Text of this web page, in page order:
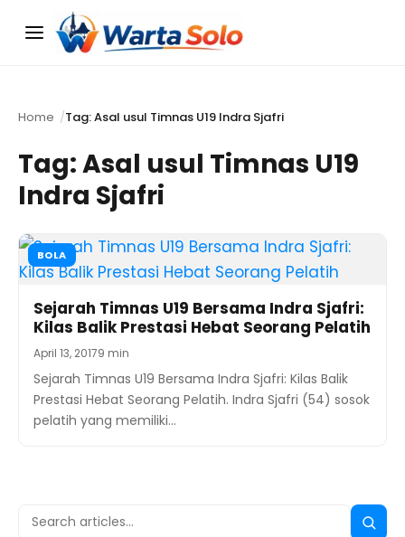
Menu
Home Tag: Asal usul Timnas U19 Indra Sjafri
Tag:Asal usul Timnas U19
Indra Sjafri
BOLA
Sejarah Timnas U19 Bersama Indra Sjafri:
Kilas Balik Prestasi Hebat Seorang Pelatih
April 13, 20179 min
Sejarah Timnas U19 Bersama Indra Sjafri: Kilas Balik
Prestasi Hebat Seorang Pelatih. Indra Sjafri (54) sosok
pelatih yang memiliki…
Search
Search